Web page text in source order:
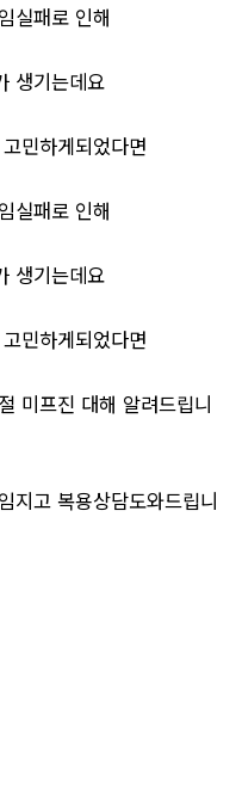
실패로 인해
생기는데요
민하게되었다면
실패로 인해
생기는데요
민하게되었다면
미프진 대해 알려드립니
지고 복용상담도와드립니